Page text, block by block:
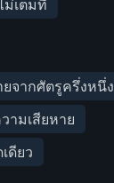
ม่เต็มที่
จากศัตรูครึ่งหนึ่ง
ามเสียหาย
ดียว